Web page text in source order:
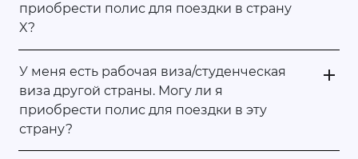
приобрести полис для поездки в страну
X?
У меня есть рабочая виза/студенческая
виза другой страны. Могу ли я
приобрести полис для поездки в эту
страну?